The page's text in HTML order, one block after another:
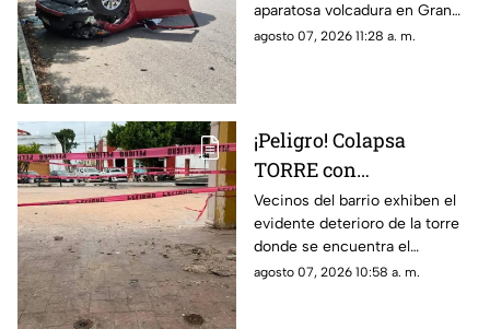
San Pedro Cholul; ¿Hay
heridos?
aparatosa volcadura en Gran
San Pedro Cholul, al norte de la
agosto 07, 2026 11:28 a. m.
¡Peligro! Colapsa
TORRE con
emblemático RELOJ en
la Península de
Yucatán; enciende las
alarmas
Vecinos del barrio exhiben el
evidente deterioro de la torre
donde se encuentra el
emblemático reloj, destacando
agosto 07, 2026 10:58 a. m.